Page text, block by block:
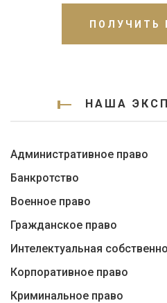
ПОЛУЧИТЬ
НАША
Административное право
Банкротство
Военное право
Гражданское право
Интелектуальная
Корпоративное право
Криминальное право